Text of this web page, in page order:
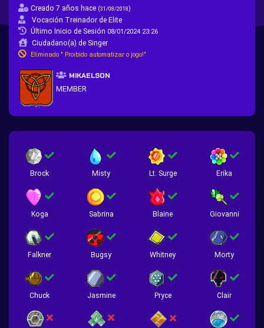
Creado 7 años hace (31/08/2018)
Vocación Treinador de Elite
Último Inicio de Sesión 08/01/2024 23:26
Ciudadano(a) de Singer
Eliminado " Proibido automatizar o jogo!"
MIKAELSON
MEMBER
Brock Misty Lt. Surge Erika
Koga Sabrina Blaine Giovanni
Falkner Bugsy Whitney Morty
Chuck Jasmine Pryce Clair